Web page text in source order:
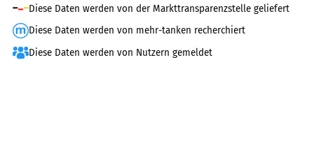
Diese Daten werden von der Markttransparenzstelle geliefert
Diese Daten werden von mehr-tanken recherchiert
Diese Daten werden von Nutzern gemeldet